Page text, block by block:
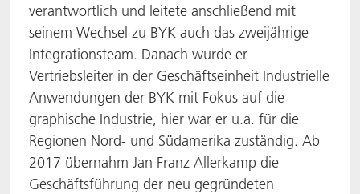
verantwortlich und leitete anschließend mit
seinem Wechsel zu BYK auch das zweijährige
Integrationsteam. Danach wurde er
Vertriebsleiter in der Geschäftseinheit Industrielle
Anwendungen der BYK mit Fokus auf die
graphische Industrie, hier war er u.a. für die
Regionen Nord- und Südamerika zuständig. Ab
2017 übernahm Jan Franz Allerkamp die
Geschäftsführung der neu gegründeten